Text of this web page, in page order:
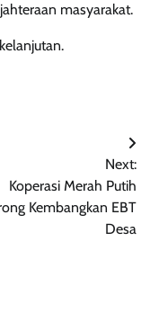
masyarakat.
Next:
Koperasi Merah Putih
Kembangkan EBT
Desa